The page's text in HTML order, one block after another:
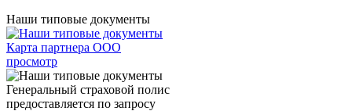
Наши типовые документы
Карта партнера ООО
просмотр
Генеральный страховой полис
предоставляется по запросу